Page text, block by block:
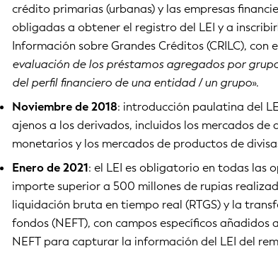
crédito primarias (urbanas) y las empresas
obligadas a obtener el registro del LEI y a
Información sobre Grandes Créditos (CRILC),
evaluación de los préstamos agregados por
del perfil financiero de una entidad / un grupo».
Noviembre de 2018: introducción paulatina del
ajenos a los derivados, incluidos los mercados de
monetarios y los mercados de productos de
Enero de 2021: el LEI es obligatorio en todas las
importe superior a 500 millones de rupias
liquidación bruta en tiempo real (RTGS) y la
fondos (NEFT), con campos específicos añadidos
NEFT para capturar la información del LEI del